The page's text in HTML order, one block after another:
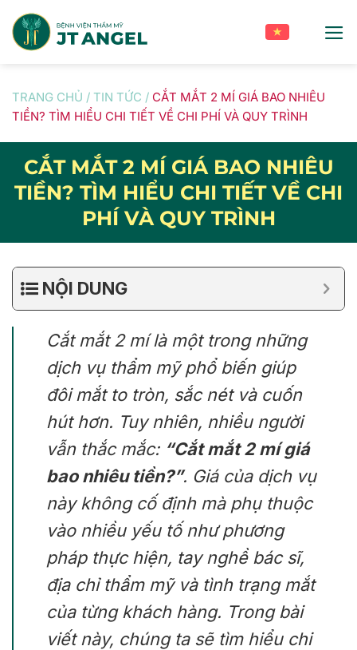
content
TRANG CHỦ / TIN TỨC / CẮT MẮT 2 MÍ GIÁ BAO NHIÊU
TIỀN? TÌM HIỂU CHI TIẾT VỀ CHI PHÍ VÀ QUY TRÌNH
CẮT MẮT 2 MÍ GIÁ BAO NHIÊU
TIỀN? TÌM HIỂU CHI TIẾT VỀ CHI
PHÍ VÀ QUY TRÌNH
NỘI DUNG
Cắt mắt 2 mí là một trong những
dịch vụ thẩm mỹ phổ biến giúp
đôi mắt to tròn, sắc nét và cuốn
hút hơn. Tuy nhiên, nhiều người
vẫn thắc mắc: “Cắt mắt 2 mí giá
bao nhiêu tiền?”. Giá của dịch vụ
này không cố định mà phụ thuộc
vào nhiều yếu tố như phương
pháp thực hiện, tay nghề bác sĩ,
địa chỉ thẩm mỹ và tình trạng mắt
của từng khách hàng. Trong bài
viết này, chúng ta sẽ tìm hiểu chi